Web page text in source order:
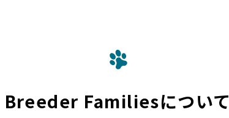
Breeder Familiesについて